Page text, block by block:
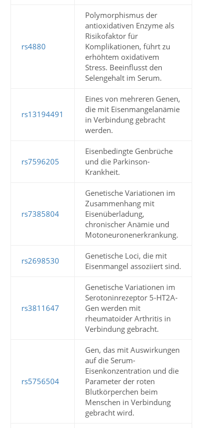
rs4880
Polymorphismus der
antioxidativen Enzyme als
Risikofaktor für
Komplikationen, führt zu
erhöhtem oxidativem
Stress. Beeinflusst den
Selengehalt im Serum.
rs13194491
Eines von mehreren Genen,
die mit Eisenmangelanämie
in Verbindung gebracht
werden.
rs7596205
Eisenbedingte Genbrüche
und die Parkinson-
Krankheit.
rs7385804
Genetische Variationen im
Zusammenhang mit
Eisenüberladung,
chronischer Anämie und
Motoneuronenerkrankung.
rs2698530
Genetische Loci, die mit
Eisenmangel assoziiert sind.
rs3811647
Genetische Variationen im
Serotoninrezeptor 5-HT2A-
Gen werden mit
rheumatoider Arthritis in
Verbindung gebracht.
rs5756504
Gen, das mit Auswirkungen
auf die Serum-
Eisenkonzentration und die
Parameter der roten
Blutkörperchen beim
Menschen in Verbindung
gebracht wird.